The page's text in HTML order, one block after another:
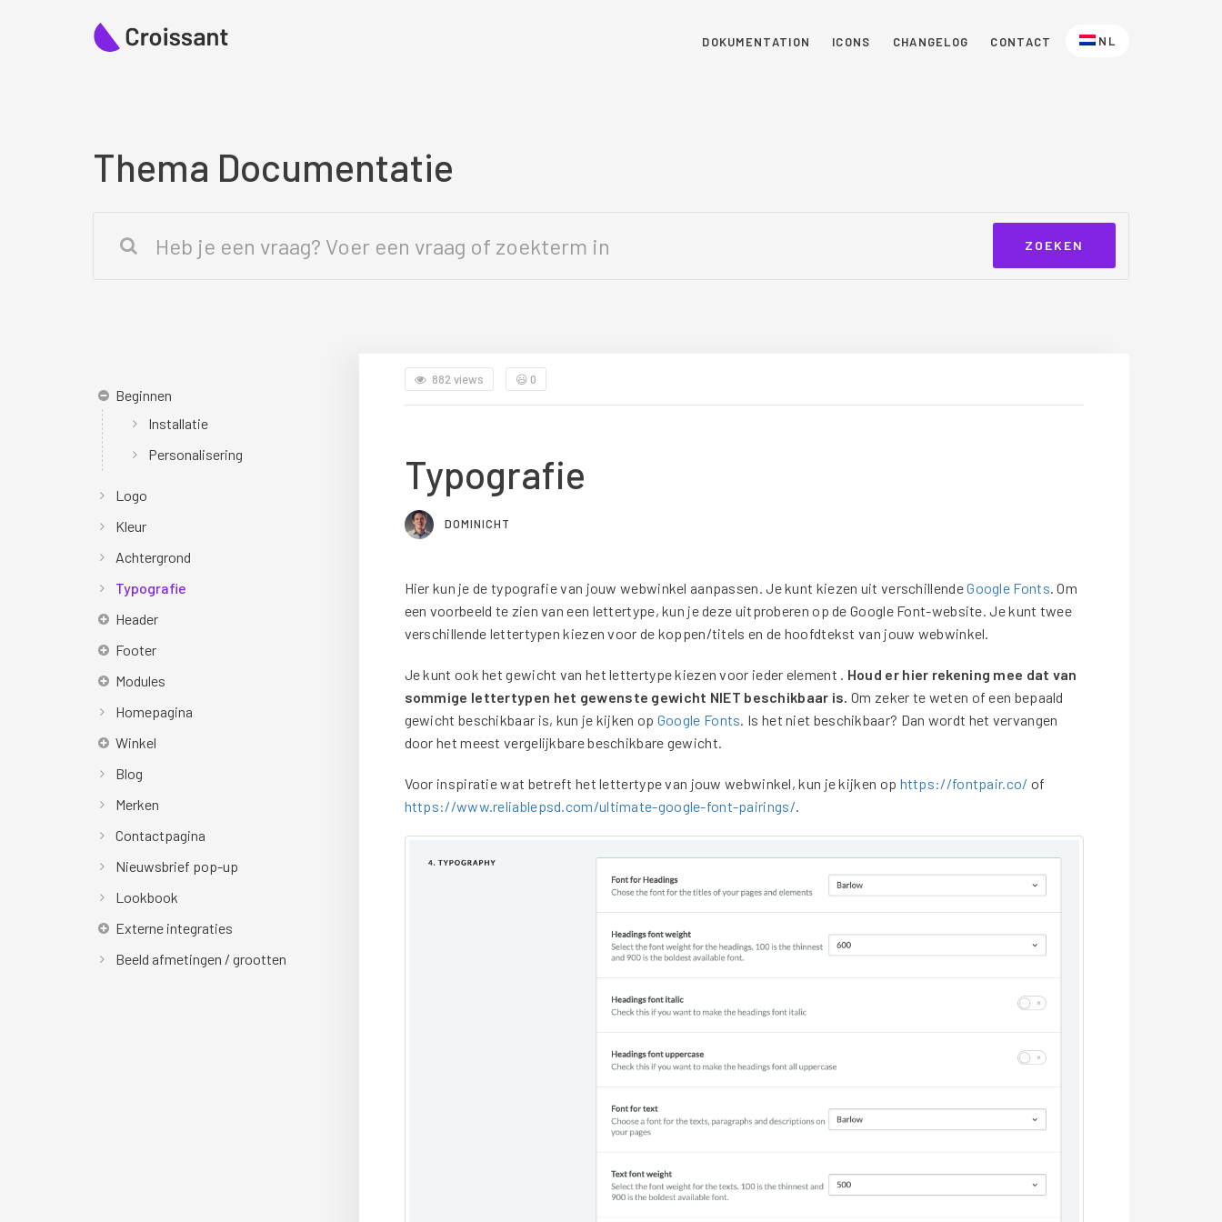
DOKUMENTATION ICONS CHANGELOG CONTACT NL
Thema Documentatie
Beginnen
Installatie
Personalisering
Logo
Kleur
Achtergrond
Typografie
Header
Footer
Modules
Homepagina
Winkel
Blog
Merken
Contactpagina
Nieuwsbrief pop-up
Lookbook
Externe integraties
Beeld afmetingen / grootten
882 views 😃 0
Typografie
DOMINICHT
Hier kun je de typografie van jouw webwinkel aanpassen. Je kunt kiezen uit verschillendeGoogle Fonts. Om
een voorbeeld te zien van een lettertype, kun je deze uitproberen op de Google Font-website. Je kunt twee
verschillende lettertypen kiezen voor de koppen/titels en de hoofdtekst van jouw webwinkel.
Je kunt ook het gewicht van het lettertype kiezen voor ieder element . Houd er hier rekening mee dat van
sommige lettertypen het gewenste gewicht NIET beschikbaar is. Om zeker te weten of een bepaald
gewicht beschikbaar is, kun je kijken op Google Fonts. Is het niet beschikbaar? Dan wordt het vervangen
door het meest vergelijkbare beschikbare gewicht.
Voor inspiratie wat betreft het lettertype van jouw webwinkel, kun je kijken op https://fontpair.co/ of
https://www.reliablepsd.com/ultimate-google-font-pairings/.